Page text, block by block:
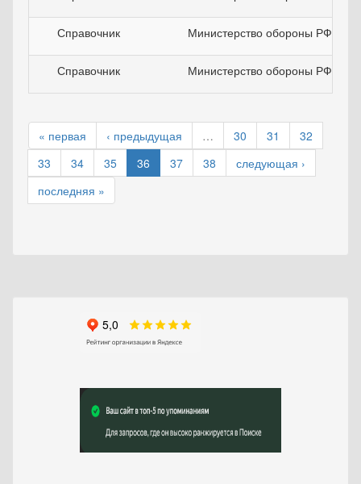
Справочник Министерство обороны РФ
Справочник Министерство обороны РФ
« первая ‹ предыдущая … 30 31
32
33
34 35 36 37 38
следующая ›
последняя »